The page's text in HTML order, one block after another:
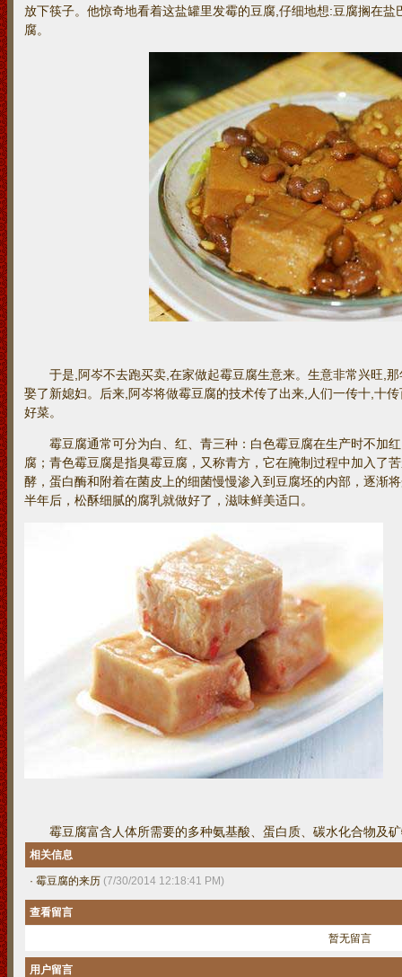
放下筷子。他惊奇地看着这盐罐里发霉的豆腐,仔细地想:豆腐搁在
腐。
于是,阿岑不去跑买卖,在家做起霉豆腐生意来。生意非常兴旺,那
娶了新媳妇。后来,阿岑将做霉豆腐的技术传了出来,人们一传十,十
好菜。
霉豆腐通常可分为白、红、青三种：白色霉豆腐在生产时不加红
腐；青色霉豆腐是指臭霉豆腐，又称青方，它在腌制过程中加入了
酵，蛋白酶和附着在菌皮上的细菌慢慢渗入到豆腐坯的内部，逐渐
半年后，松酥细腻的腐乳就做好了，滋味鲜美适口。
霉豆腐富含人体所需要的多种氨基酸、蛋白质、碳水化合物及矿
相关信息
· 霉豆腐的来历 (7/30/2014 12:18:41 PM)
查看留言
暂无留言
用户留言